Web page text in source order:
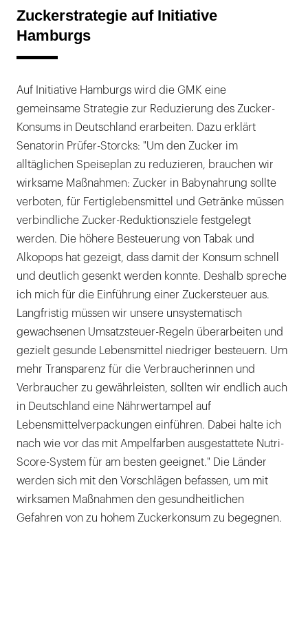
Zuckerstrategie auf Initiative
Hamburgs
Auf Initiative Hamburgs wird die GMK eine
gemeinsame Strategie zur Reduzierung des Zucker-
Konsums in Deutschland erarbeiten. Dazu erklärt
Senatorin Prüfer-Storcks: "Um den Zucker im
alltäglichen Speiseplan zu reduzieren, brauchen wir
wirksame Maßnahmen: Zucker in Babynahrung sollte
verboten, für Fertiglebensmittel und Getränke müssen
verbindliche Zucker-Reduktionsziele festgelegt
werden. Die höhere Besteuerung von Tabak und
Alkopops hat gezeigt, dass damit der Konsum schnell
und deutlich gesenkt werden konnte. Deshalb spreche
ich mich für die Einführung einer Zuckersteuer aus.
Langfristig müssen wir unsere unsystematisch
gewachsenen Umsatzsteuer-Regeln überarbeiten und
gezielt gesunde Lebensmittel niedriger besteuern. Um
mehr Transparenz für die Verbraucherinnen und
Verbraucher zu gewährleisten, sollten wir endlich auch
in Deutschland eine Nährwertampel auf
Lebensmittelverpackungen einführen. Dabei halte ich
nach wie vor das mit Ampelfarben ausgestattete Nutri-
Score-System für am besten geeignet." Die Länder
werden sich mit den Vorschlägen befassen, um mit
wirksamen Maßnahmen den gesundheitlichen
Gefahren von zu hohem Zuckerkonsum zu begegnen.